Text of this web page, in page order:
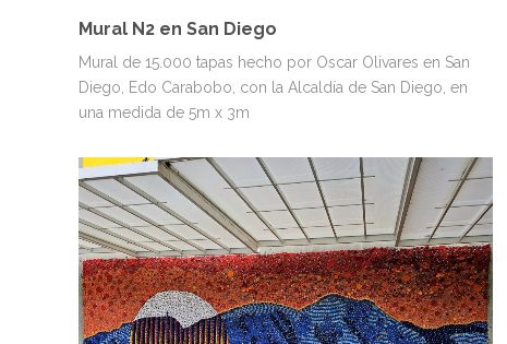
Mural N2 en San Diego
Mural de 15.000 tapas hecho por Oscar Olivares en San
Diego, Edo Carabobo, con la Alcaldía de San Diego, en
una medida de 5m x 3m